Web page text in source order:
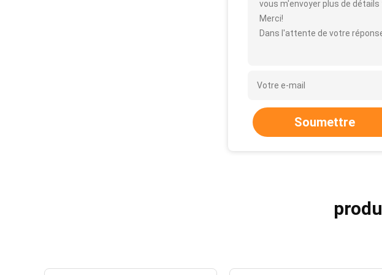
vous m'envoyer plus de
Merci!
Dans l'attente de votre
Soumettre